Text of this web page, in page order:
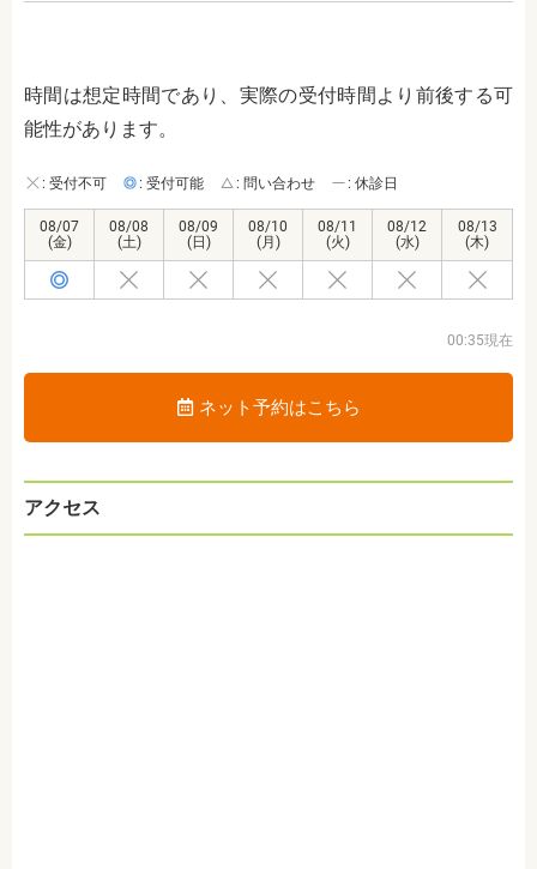
時間は想定時間であり、実際の受付時間より前後する可
能性があります。
: 受付不可 : 受付可能 : 問い合わせ : 休診日
08/07
(金)
08/08
(土)
08/09
(日)
08/10
(月)
08/11
(火)
08/12
(水)
08/13
(木)
00:35現在
ネット予約はこちら
アクセス